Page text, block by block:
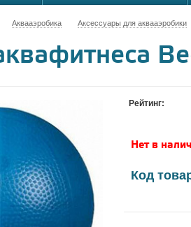
Аквааэробика Аксессуары для аквааэробики
Рейтинг:
Нет в
Код